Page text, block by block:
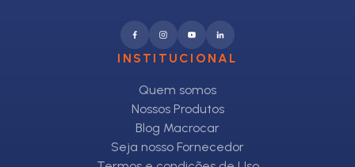
INSTITUCIONAL
Quem somos
Nossos Produtos
Blog Macrocar
Seja nosso Fornecedor